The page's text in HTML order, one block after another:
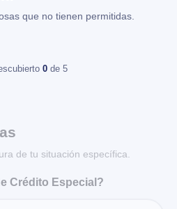
que no tienen permitidas.
0 de 5
de tu situación específica.
Crédito Especial?